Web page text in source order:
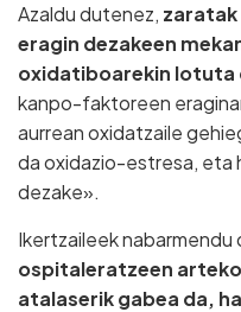
Azaldu dutenez,
eragin dezakeen
oxidatiboarekin lotuta
kanpo-faktoreen
aurrean oxidatzaile
da oxidazio-estresa, eta
dezake».
Ikertzaileek nabarmendu
ospitaleratzeen
atalaserik gabea da,